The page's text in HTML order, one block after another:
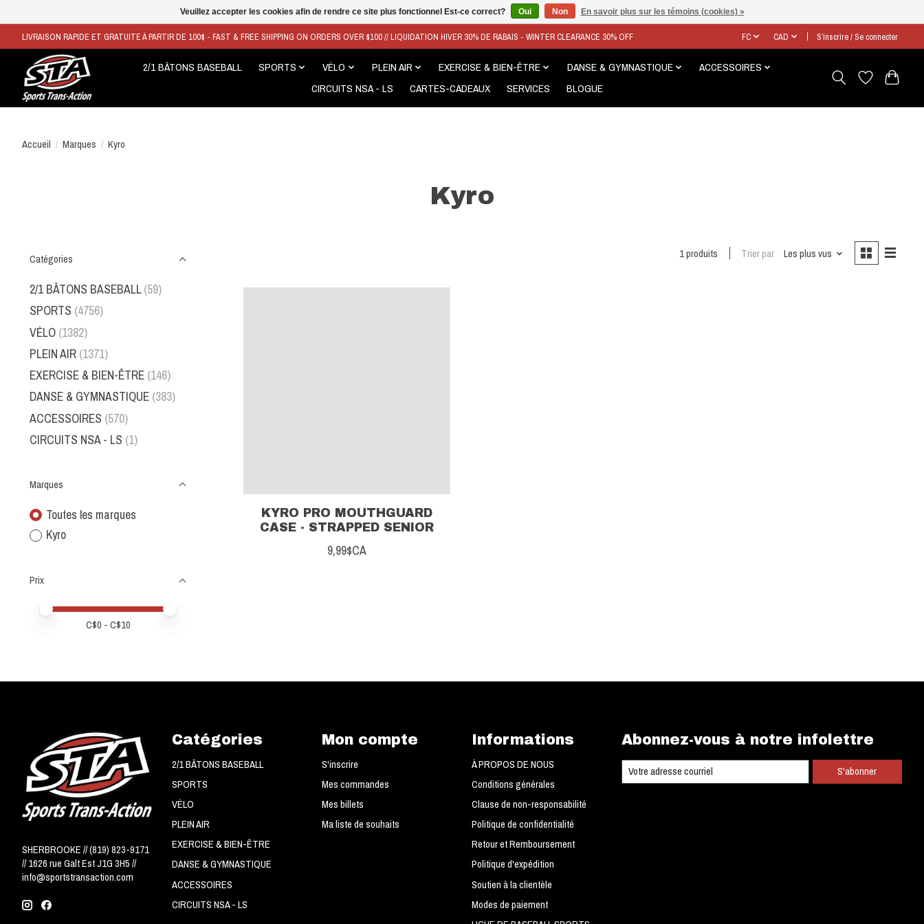
LIVRAISON RAPIDE ET GRATUITE À PARTIR DE 100$ - FAST & FREE SHIPPING ON ORDERS OVER $100 // LIQUIDATION HIVER 30% DE RABAIS - WINTER CLEARANCE 30% OFF FC CAD S’inscrire / Se connecter
2/1 BÂTONS BASEBALL SPORTS VÉLO PLEIN AIR EXERCISE & BIEN-ÊTRE DANSE & GYMNASTIQUE
ACCESSOIRES
CIRCUITS NSA - LS
CARTES-CADEAUX SERVICES BLOGUE
Accueil / Marques / Kyro
Kyro
Catégories
2/1 BÂTONS BASEBALL (59)
SPORTS (4756)
VÉLO (1382)
PLEIN AIR (1371)
EXERCISE & BIEN-ÊTRE (146)
DANSE & GYMNASTIQUE (383)
ACCESSOIRES (570)
CIRCUITS NSA - LS (1)
Marques
Toutes les marques
Kyro
Prix
Prix minimum
Price maximum value
C$0 - C$10
1 produits Trier par Les plus vus
KYRO PRO MOUTHGUARD
CASE - STRAPPED SENIOR
9,99$CA
SHERBROOKE // (819) 823-9171
// 1626 rue Galt Est J1G 3H5 //
info@sportstransaction.com
Catégories
2/1 BÂTONS BASEBALL
SPORTS
VÉLO
PLEIN AIR
EXERCISE & BIEN-ÊTRE
DANSE & GYMNASTIQUE
ACCESSOIRES
CIRCUITS NSA - LS
Mon compte
S'inscrire
Mes commandes
Mes billets
Ma liste de souhaits
Informations
À PROPOS DE NOUS
Conditions générales
Clause de non-responsabilité
Politique de confidentialité
Retour et Remboursement
Politique d'expédition
Soutien à la clientèle
Modes de paiement
Abonnez-vous à notre infolettre
S'abonner
Veuillez accepter les cookies afin de rendre ce site plus fonctionnel Est-ce correct? Oui Non En savoir plus sur les témoins (cookies) »